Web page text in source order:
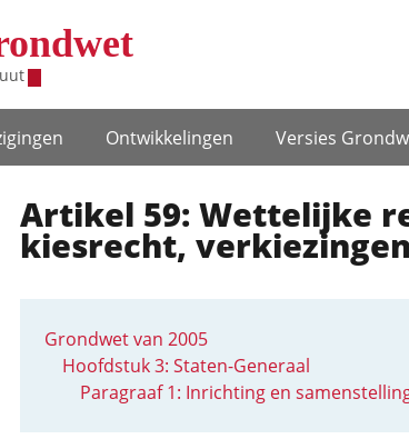
Ontwikke­lingen Versies
Artikel 59: Wettelijke
kiesrecht, verkiezingen
Grondwet van 2005
Hoofdstuk 3: Staten-Generaal
Paragraaf 1: Inrichting en